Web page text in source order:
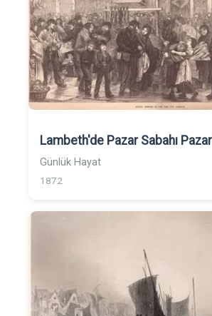
Lambeth'de Pazar Sabahı
Günlük Hayat
1872